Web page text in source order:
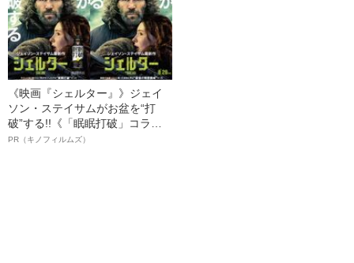
《映画『シェルター』》ジェイ
ソン・ステイサムがお盆を“打
破”する!!《「眠眠打破」コラ
ボ》
PR（キノフィルムズ）